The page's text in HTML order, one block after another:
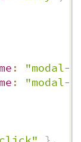
:
"modal-
:
"modal-